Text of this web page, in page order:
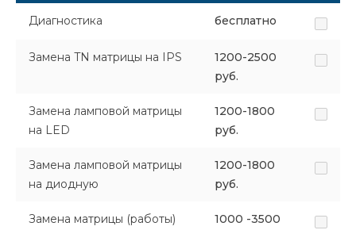
Диагностика бесплатно
Замена TN матрицы на IPS
1200-2500
руб.
Замена ламповой матрицы
на LED
1200-1800
руб.
Замена ламповой матрицы
на диодную
1200-1800
руб.
Замена матрицы (работы)
1000 -3500